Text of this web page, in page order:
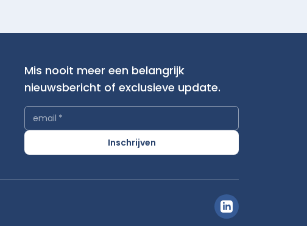
Mis nooit meer een belangrijk
nieuwsbericht of exclusieve update.
email *
Inschrijven